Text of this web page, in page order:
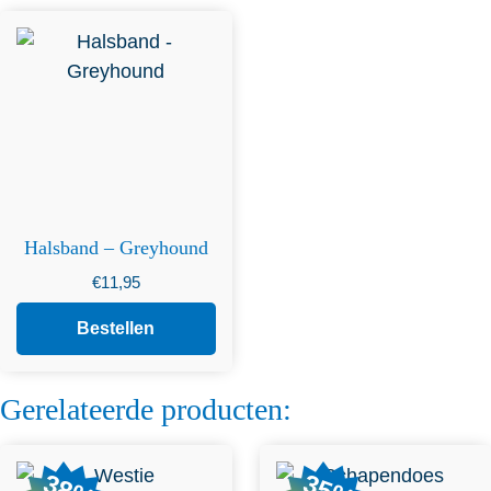
Halsband – Greyhound
€11,95
Bestellen
Gerelateerde producten: